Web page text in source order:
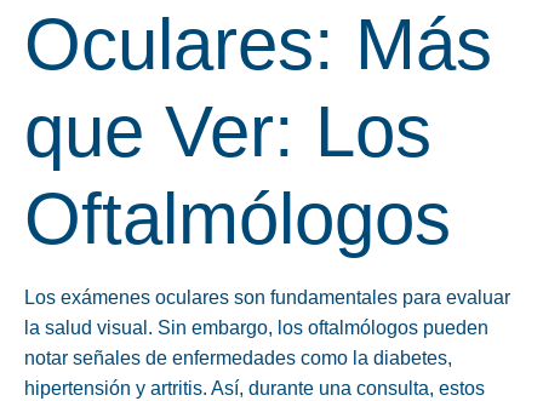
Oculares: Más
que Ver: Los
Oftalmólogos
Los exámenes oculares son fundamentales para evaluar
la salud visual. Sin embargo, los oftalmólogos pueden
notar señales de enfermedades como la diabetes,
hipertensión y artritis. Así, durante una consulta, estos